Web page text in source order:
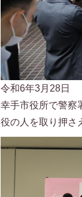
令和6年3月28日
幸手市役所で警察
役の人を取り押さ